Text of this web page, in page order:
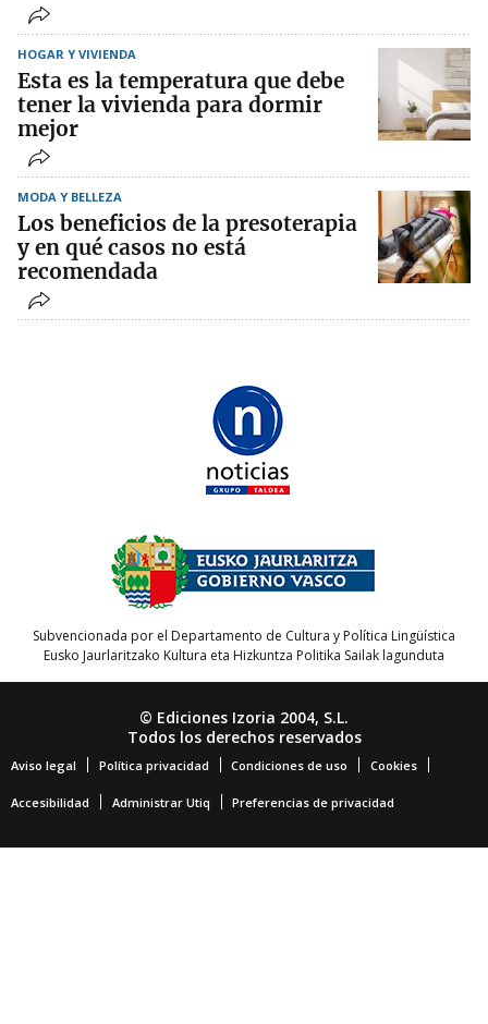
HOGAR Y VIVIENDA
Esta es la temperatura que debe
tener la vivienda para dormir
mejor
MODA Y BELLEZA
Los beneficios de la presoterapia
y en qué casos no está
recomendada
Subvencionada por el Departamento de Cultura y Política Lingüística
Eusko Jaurlaritzako Kultura eta Hizkuntza Politika Sailak lagunduta
© Ediciones Izoria 2004, S.L.
Todos los derechos reservados
Aviso legal Política privacidad Condiciones de uso Cookies
Accesibilidad Administrar Utiq Preferencias de privacidad